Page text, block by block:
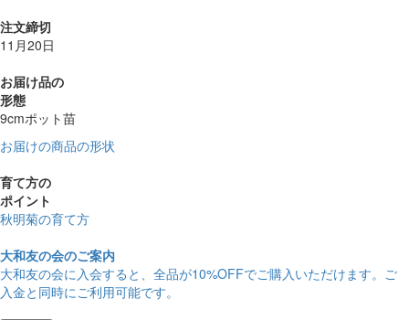
注文締切
11月20日
お届け品の
形態
9cmポット苗
お届けの商品の形状
育て方の
ポイント
秋明菊の育て方
大和友の会のご案内
大和友の会に入会すると、 全品が10%OFFでご購入いただけます。ご
入金と同時にご利用可能です。